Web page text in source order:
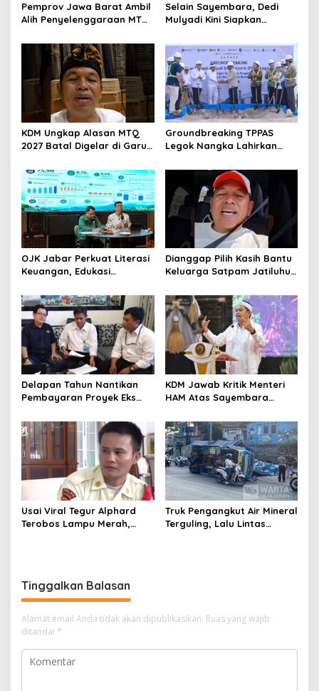
Pemprov Jawa Barat Ambil
Alih Penyelenggaraan MTQ
Jadi Tuan Rumah
Selain Sayembara, Dedi
Mulyadi Kini Siapkan
Sebarkan Lokasi Penjualan
Narkotika
KDM Ungkap Alasan MTQ
2027 Batal Digelar di Garut,
Groundbreaking TPPAS
Legok Nangka Lahirkan
Penyelesaian Sampah
Bandung Raya
OJK Jabar Perkuat Literasi
Keuangan, Edukasi
Pertumbuhan Ekonomi
Dianggap Pilih Kasih Bantu
Keluarga Satpam Jatiluhur
Penjelasan Dedi Mulyadi
Delapan Tahun Nantikan
Pembayaran Proyek Eks
Tasikmalaya Akui Merugi 3,9
Miliar
KDM Jawab Kritik Menteri
HAM Atas Sayembara
Pelaku Kejahatan
Usai Viral Tegur Alphard
Terobos Lampu Merah,
Truk Pengangkut Air Mineral
Terguling, Lalu Lintas
Tinggalkan Balasan
Alamat email Anda tidak akan dipublikasikan. Ruas yang wajib
ditandai *